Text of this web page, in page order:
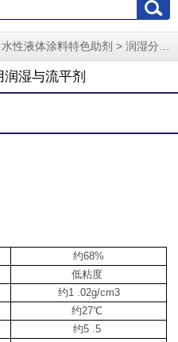
水性液体涂料特色助剂 > 润湿分散剂系列
湿与流平剂
约68%
低粘度
约1 .02g/cm3
约27℃
约5 .5